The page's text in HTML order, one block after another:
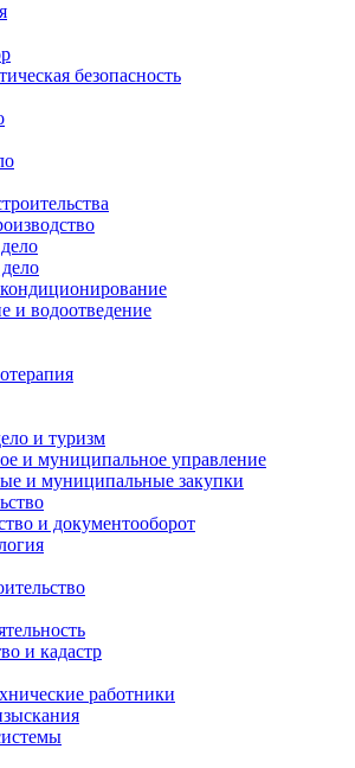
безопасность
и водоотведение
и туризм
и муниципальное управление
и муниципальные закупки
и документооборот
и кадастр
работники